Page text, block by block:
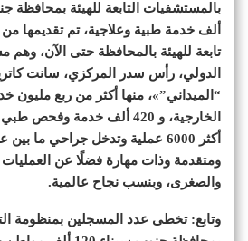
تابعة للهيئة بالمحافظة حتى الآن،
الدولي، رأس سدر المركزي، سانت
“الميداني”»، منها أكثر من ربع مليون
الخارجية، و 420 ألف خدمة
أكثر 6000 عملية وتدخل جراحي ما
ومتقدمة وذات مهارة فضلًا عن
والصغرى، وبنسب نجاح عالمية.
وتابع: تخطى عدد المسجلين بمنظومة